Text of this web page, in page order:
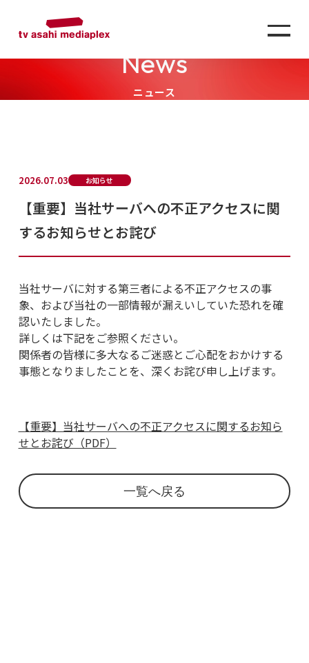
News
ニュース
2026.07.03 お知らせ
【重要】当社サーバへの不正アクセスに関
するお知らせとお詫び
当社サーバに対する第三者による不正アクセスの事
象、および当社の一部情報が漏えいしていた恐れを確
認いたしました。
詳しくは下記をご参照ください。
関係者の皆様に多大なるご迷惑とご心配をおかけする
事態となりましたことを、深くお詫び申し上げます。
【重要】当社サーバへの不正アクセスに関するお知ら
せとお詫び（PDF）
一覧へ戻る